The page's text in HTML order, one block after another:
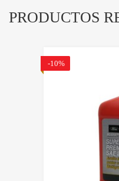
PRODUCTOS
-10%